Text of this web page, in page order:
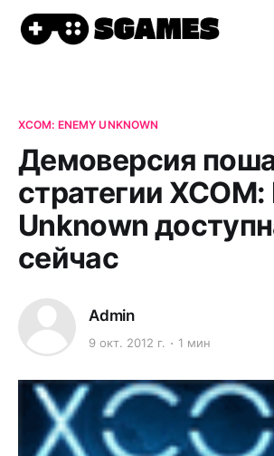
XCOM: ENEMY UNKNOWN
Демоверсия
стратегии
Unknown
сейчас
Admin
9 окт. 2012 г. 1 мин